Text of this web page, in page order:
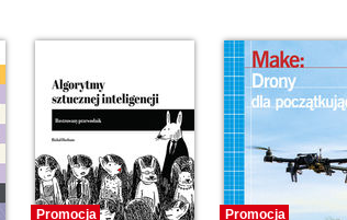
Promocja Promocja